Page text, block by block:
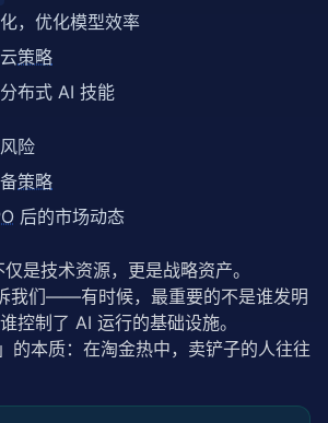
，优化模型效率
策略
布式 AI 技能
险
策略
后的市场动态
仅是技术资源，更是战略资产。
我们——有时候，最重要的不是谁发明
控制了 AI 运行的基础设施。
的本质：在淘金热中，卖铲子的人往往